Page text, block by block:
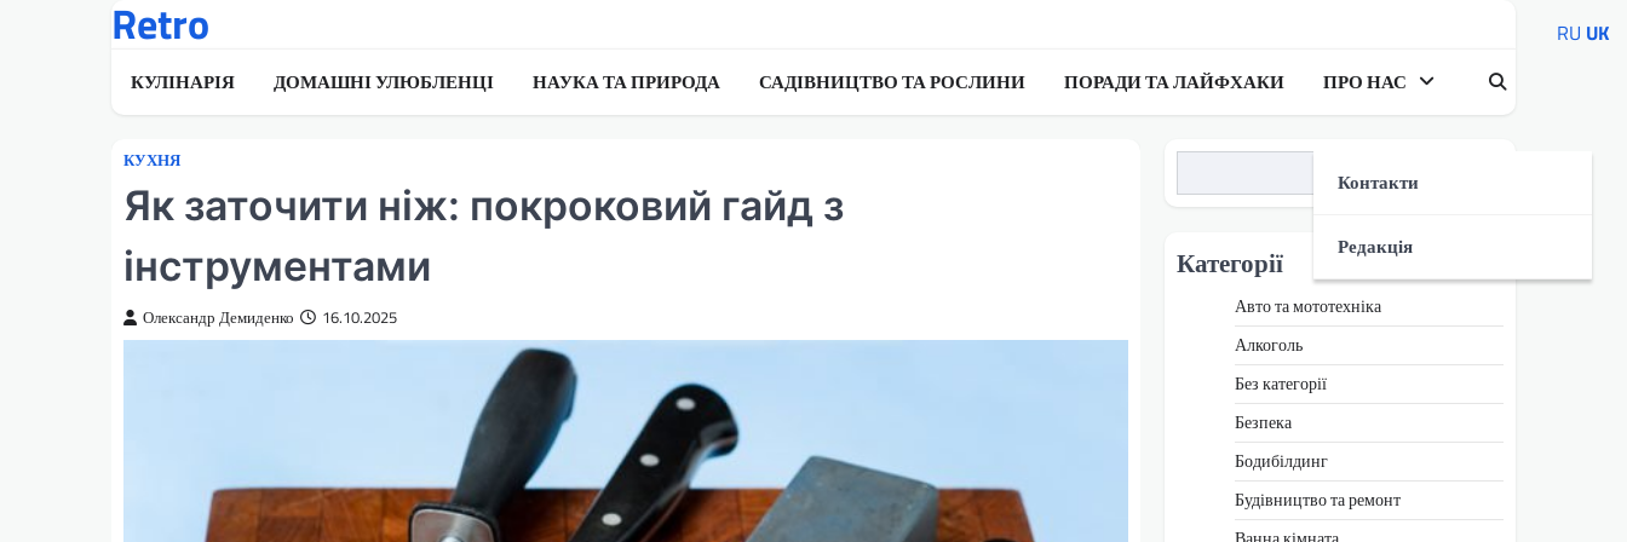
Retro
КУЛІНАРІЯ ДОМАШНІ УЛЮБЛЕНЦІ НАУКА ТА ПРИРОДА САДІВНИЦТВО ТА РОСЛИНИ ПОРАДИ ТА ЛАЙФХАКИ ПРО НАС
Контакти
Редакція
КУХНЯ
Як заточити ніж: покроковий гайд з
інструментами
Олександр Демиденко 16.10.2025
Категорії
Авто та мототехніка
Алкоголь
Без категорії
Безпека
Бодибілдинг
Будівництво та ремонт
RU UK